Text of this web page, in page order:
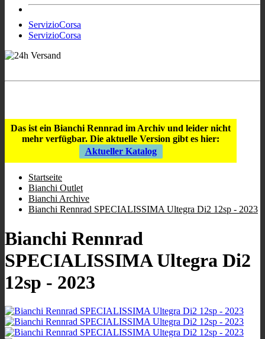
ServizioCorsa
ServizioCorsa
Das ist ein Bianchi Rennrad im Archiv und leider nicht
mehr verfügbar. Die aktuelle Version gibt es hier:
Aktueller Katalog
Startseite
Bianchi Outlet
Bianchi Archive
Bianchi Rennrad SPECIALISSIMA Ultegra Di2 12sp - 2023
Bianchi Rennrad
SPECIALISSIMA Ultegra Di2
12sp - 2023